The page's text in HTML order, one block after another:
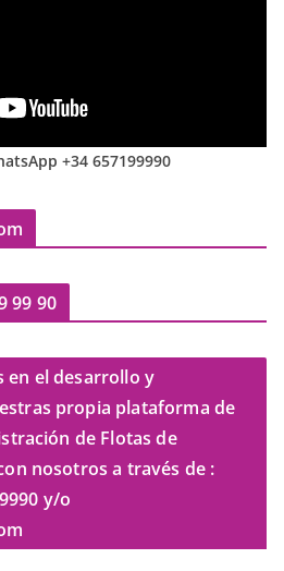
+34 657199990
99 90
en el desarrollo y
propia plataforma de
de Flotas de
nosotros a través de :
y/o